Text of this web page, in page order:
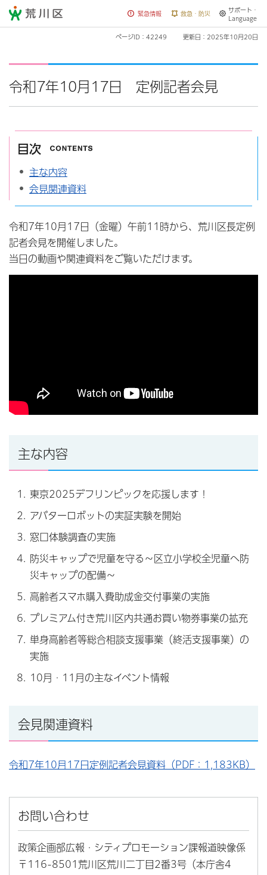
荒川区 緊急情報 救急・防災
サポート・
Language
ページID：42249 更新日：2025年10月20日
令和7年10月17日 定例記者会見
目次
主な内容
会見関連資料
令和7年10月17日（金曜）午前11時から、荒川区長定例
記者会見を開催しました。
当日の動画や関連資料をご覧いただけます。
主な内容
東京2025デフリンピックを応援します！
アバターロボットの実証実験を開始
窓口体験調査の実施
防災キャップで児童を守る～区立小学校全児童へ防
災キャップの配備～
高齢者スマホ購入費助成金交付事業の実施
プレミアム付き荒川区内共通お買い物券事業の拡充
単身高齢者等総合相談支援事業（終活支援事業）の
実施
10月・11月の主なイベント情報
会見関連資料
令和7年10月17日定例記者会見資料（PDF：1,183KB）
お問い合わせ
政策企画部広報・シティプロモーション課報道映像係
〒116-8501荒川区荒川二丁目2番3号（本庁舎4